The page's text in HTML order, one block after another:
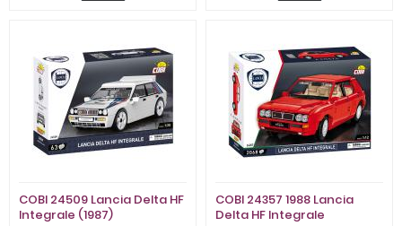
COBI 24509 Lancia Delta HF
Integrale (1987)
COBI 24357 1988 Lancia
Delta HF Integrale